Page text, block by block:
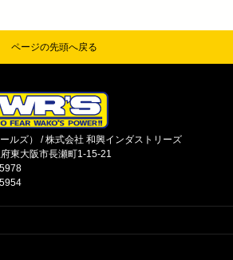
ページの先頭へ戻る
ルズ） / 株式会社 和興インダストリーズ
東大阪市長瀬町1-15-21